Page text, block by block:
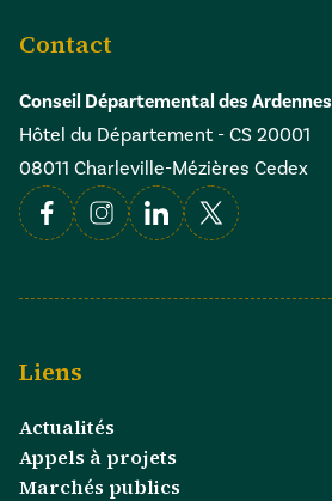
Contact
Conseil Départemental des Ardennes
Hôtel du Département - CS 20001
08011 Charleville-Mézières Cedex
FacebookInstagramLinkedin
X
Liens
Actualités
Appels à projets
Marchés publics